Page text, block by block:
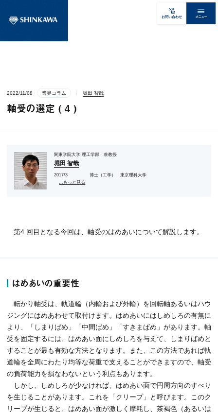
お問い合わせ メニュー
2022/11/08 業界コラム 堀田 智哉
軸受の選定 ( 4 )
関東学院大学 理工学部 准教授
堀田 智哉
2017/3 博士（工学） 東京理科大学
...もっと見る
第4 回目となる今回は、軸受のはめあいについて解説します。
はめあいの重要性
転がり軸受は、軌道輪（内輪および外輪）を回転軸あるいはハウ
ジングにはめあわせて取付けます。はめあいにはしめしろの有無に
より、「しまりばめ」「中間ばめ」「すきまばめ」があります。軸
受を固定するには、はめあい面にしめしろを与えて、しまりばめと
することが最も有効な方法となります。また、この方法であれば軌
道輪を全周にわたり均等な荷重で支えることができますので、軸受
の負荷能力を損なわないという利点もあります。
しかし、しめしろが少なければ、はめあい面で円周方向のすべり
を生じることがあります。これを「クリープ」と呼びます。このク
リープが生じると、はめあい面が激しく摩耗し、茶褐色（あるいは